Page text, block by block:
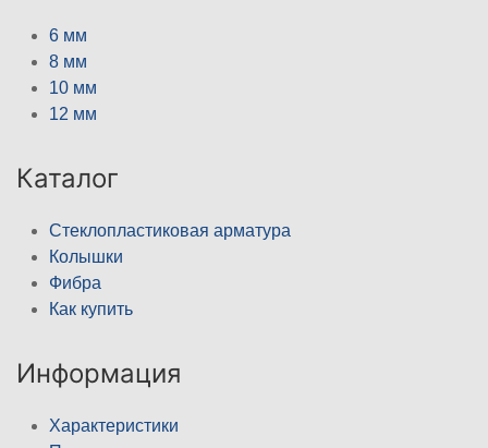
6 мм
8 мм
10 мм
12 мм
Каталог
Стеклопластиковая арматура
Колышки
Фибра
Как купить
Информация
Характеристики